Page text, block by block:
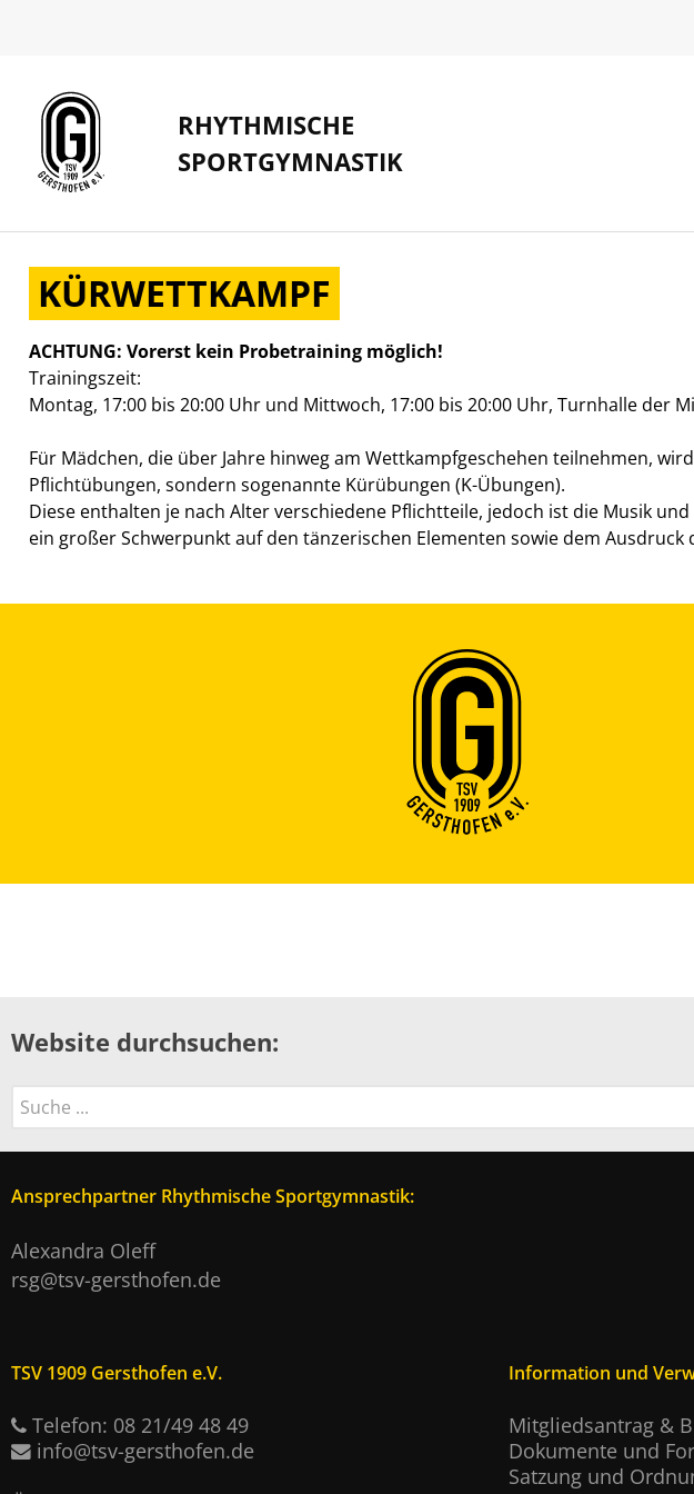
RHYTHMISCHE
SPORTGYMNASTIK
KÜRWETTKAMPF
ACHTUNG: Vorerst kein Probetraining möglich!
Trainingszeit:
Montag, 17:00 bis 20:00 Uhr und Mittwoch, 17:00 bis 20:00 Uhr, Turnhalle der
Für Mädchen, die über Jahre hinweg am Wettkampfgeschehen teilnehmen,
Pflichtübungen, sondern sogenannte Kürübungen (K-Übungen).
Diese enthalten je nach Alter verschiedene Pflichtteile, jedoch ist die Musik
ein großer Schwerpunkt auf den tänzerischen Elementen sowie dem
Website durchsuchen:
Suchen
Ansprechpartner Rhythmische Sportgymnastik:
Alexandra Oleff
rsg@tsv-gersthofen.de
TSV 1909 Gersthofen e.V.
Telefon: 08 21/49 48 49
info@tsv-gersthofen.de
Information und
Mitgliedsantrag &
Dokumente und
Satzung und